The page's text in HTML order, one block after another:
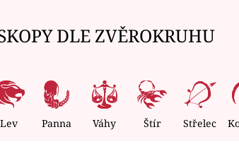
DLE ZVĚROKRUHU
Lev Panna Váhy Štír Střelec